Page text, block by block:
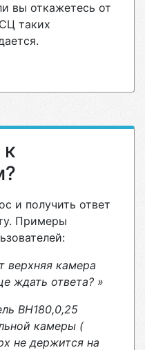
вы откажетесь от
таких
и получить ответ
Примеры
верхняя камера
ждать ответа? »
ВН180,0,25
камеры (
не держится на